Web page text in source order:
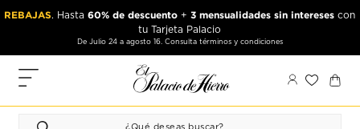
al
principal
al
de
pie
REBAJAS. Hasta60% de descuento +3 mensualidades sin intereses con
tu Tarjeta Palacio
De Julio 24 a agosto 16. Consulta términos y condiciones
MIS
FAVORITOS